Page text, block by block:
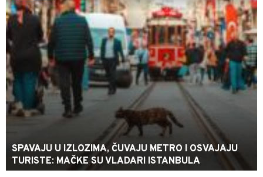
SPAVAJU U IZLOZIMA, ČUVAJU METRO I OSVAJAJU
TURISTE: MAČKE SU VLADARI ISTANBULA